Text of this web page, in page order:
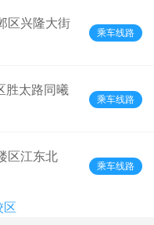
区兴隆大街
乘车线路
胜太路同曦
乘车线路
区江东北
乘车线路
区